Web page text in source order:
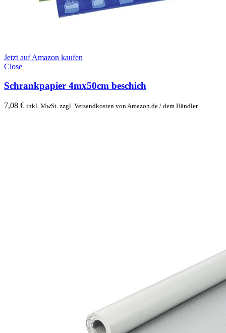
Jetzt auf Amazon kaufen
Close
Schrankpapier 4mx50cm beschich
7,08 € inkl. MwSt. zzgl. Versandkosten von Amazon.de / dem Händler